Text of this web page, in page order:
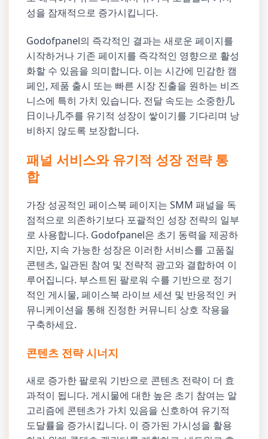
성을 잠재적으로 증가시킵니다.
Godofpanel의 즉각적인 결과는 새로운 페이지를
시작하거나 기존 페이지를 즉각적인 영향으로 활성
화할 수 있음을 의미합니다. 이는 시간에 민감한 캠
페인, 제품 출시 또는 빠른 시장 진출을 원하는 비즈
니스에 특히 가치 있습니다. 전달 속도는 소중한几
日이나几주를 유기적 성장이 쌓이기를 기다리며 낭
비하지 않도록 보장합니다.
패널 서비스와 유기적 성장 전략 통
합
가장 성공적인 페이스북 페이지는 SMM 패널을 독
점적으로 의존하기보다 포괄적인 성장 전략의 일부
로 사용합니다. Godofpanel은 초기 동력을 제공하
지만, 지속 가능한 성장은 이러한 서비스를 고품질
콘텐츠, 일관된 참여 및 전략적 광고와 결합하여 이
루어집니다. 부스트된 팔로워 수를 기반으로 정기
적인 게시물, 페이스북 라이브 세션 및 반응적인 커
뮤니케이션을 통해 진정한 커뮤니티 상호 작용을
구축하세요.
콘텐츠 전략 시너지
새로 증가한 팔로워 기반으로 콘텐츠 전략이 더 효
과적이 됩니다. 게시물에 대한 높은 초기 참여는 알
고리즘에 콘텐츠가 가치 있음을 신호하여 유기적
도달률을 증가시킵니다. 이 증가된 가시성을 활용